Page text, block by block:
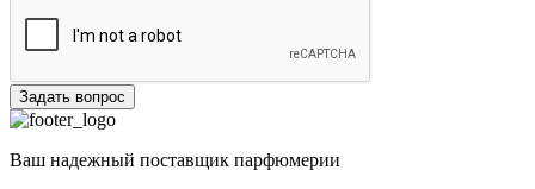
Задать вопрос
Ваш надежный поставщик парфюмерии